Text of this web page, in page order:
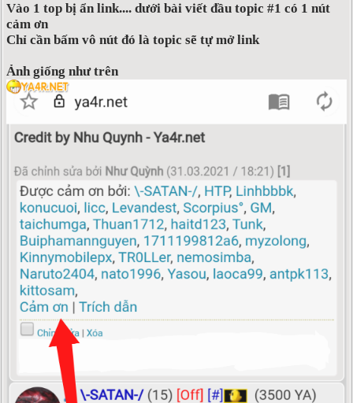
Vào 1 top bị ẩn link.... dưới bài viết đầu topic #1 có 1 nút
cảm ơn
Chỉ cần bấm vô nút đó là topic sẽ tự mở link
Ảnh giống như trên